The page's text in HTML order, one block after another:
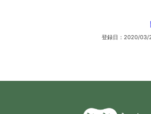
登録日：2020/03/